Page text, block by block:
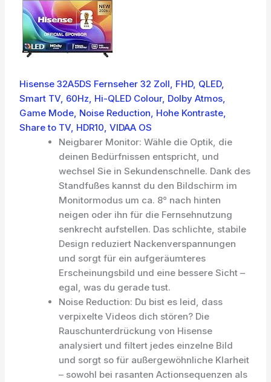
Hisense 32A5DS Fernseher 32 Zoll, FHD, QLED,
Smart TV, 60Hz, Hi-QLED Colour, Dolby Atmos,
Game Mode, Noise Reduction, Hohe Kontraste,
Share to TV, HDR10, VIDAA OS
Neigbarer Monitor: Wähle die Optik, die
deinen Bedürfnissen entspricht, und
wechsel Sie in Sekundenschnelle. Dank des
Standfußes kannst du den Bildschirm im
Monitormodus um ca. 8° nach hinten
neigen oder ihn für die Fernsehnutzung
senkrecht aufstellen. Das schlichte, stabile
Design reduziert Nackenverspannungen
und sorgt für ein aufgeräumteres
Erscheinungsbild und eine bessere Sicht –
egal, was du gerade tust.
Noise Reduction: Du bist es leid, dass
verpixelte Videos dich stören? Die
Rauschunterdrückung von Hisense
analysiert und filtert jedes einzelne Bild
und sorgt so für außergewöhnliche Klarheit
– sowohl bei rasanten Actionsequenzen als